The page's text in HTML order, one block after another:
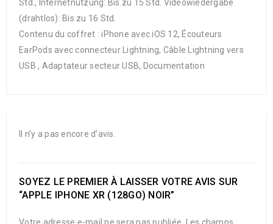
Std., Internet­nutzung: Bis zu 15 Std. Video­wiedergabe
(drahtlos): Bis zu 16 Std.
Contenu du coffret : iPhone avec iOS 12, Écouteurs
EarPods avec connecteur Lightning, Câble Lightning vers
USB , Adaptateur secteur USB, Documentation
Il n’y a pas encore d’avis.
SOYEZ LE PREMIER À LAISSER VOTRE AVIS SUR
“APPLE IPHONE XR (128GO) NOIR”
Votre adresse e-mail ne sera pas publiée. Les champs